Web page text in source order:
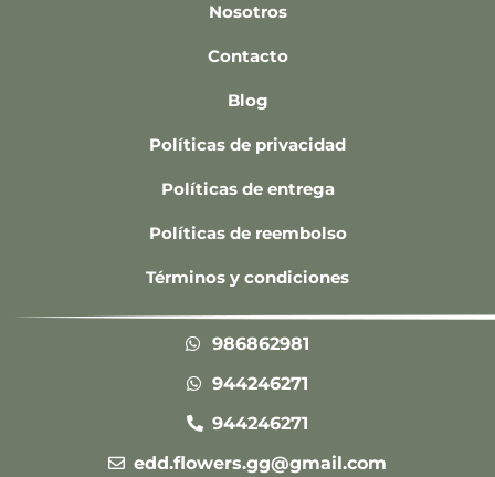
Nosotros
Contacto
Blog
Políticas de privacidad
Políticas de entrega
Políticas de reembolso
Términos y condiciones
986862981
944246271
944246271
edd.flowers.gg@gmail.com